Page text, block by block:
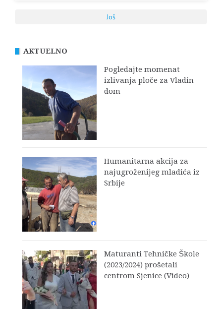
Još
AKTUELNO
Pogledajte momenat
izlivanja ploče za Vladin
dom
Humanitarna akcija za
najugroženijeg mladića iz
Srbije
Maturanti Tehničke Škole
(2023/2024) prošetali
centrom Sjenice (Video)